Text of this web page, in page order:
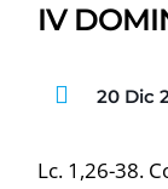
IV
20 Dic
Lc. 1,26-38.